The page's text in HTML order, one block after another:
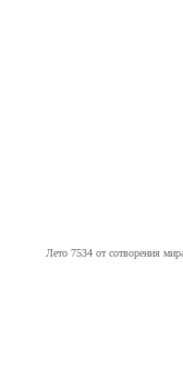
Лето 7534 от сотворения